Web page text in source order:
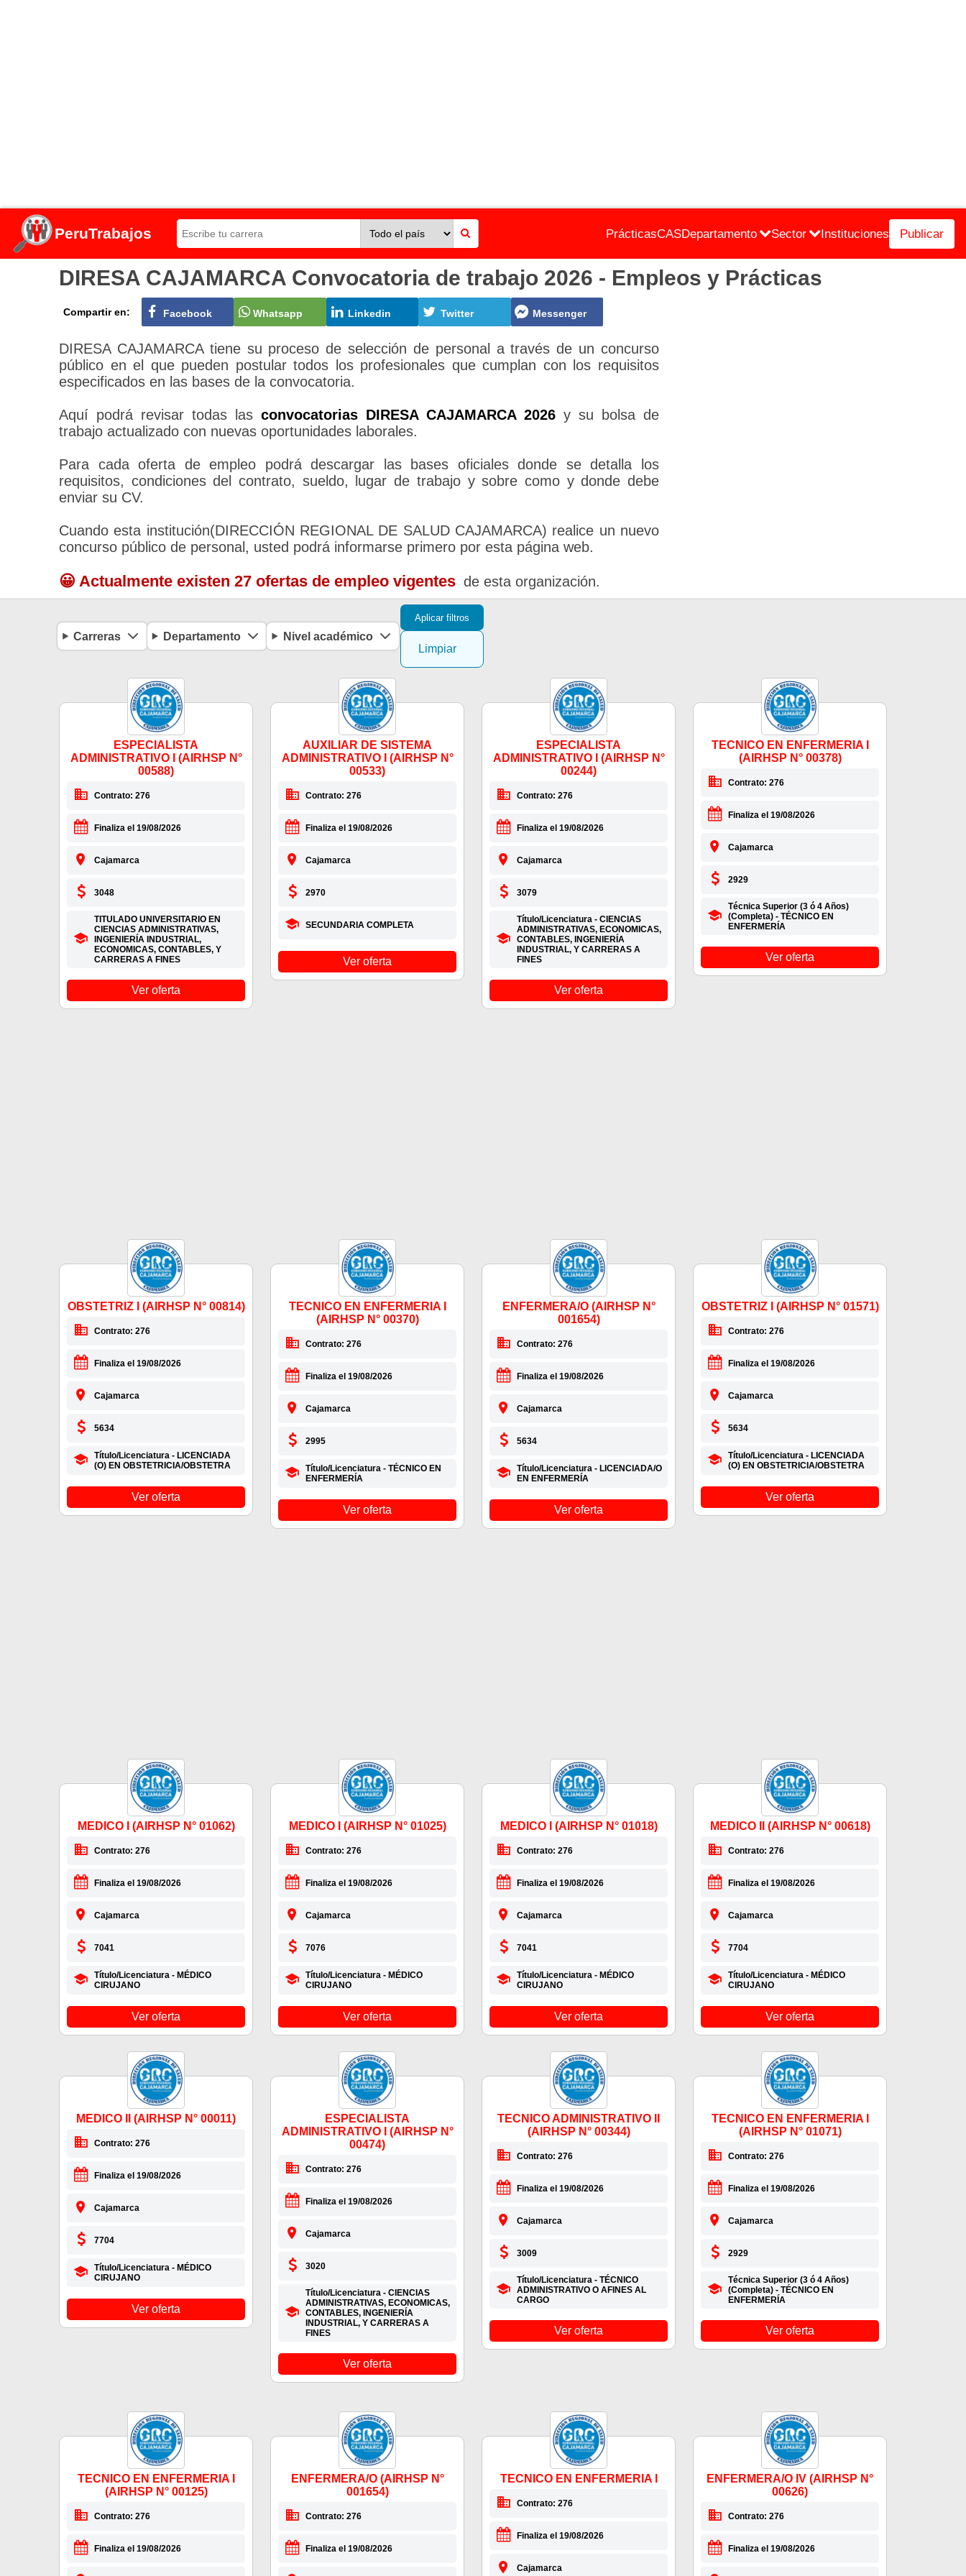
PeruTrabajos PrácticasCASDepartamento Sector Instituciones Publicar
DIRESA CAJAMARCA Convocatoria de trabajo 2026 - Empleos y Prácticas
Compartir en: Facebook Whatsapp Linkedin Twitter Messenger
DIRESA CAJAMARCA tiene su proceso de selección de personal a través de un concurso
público en el que pueden postular todos los profesionales que cumplan con los requisitos
especificados en las bases de la convocatoria.
Aquí podrá revisar todas las convocatorias DIRESA CAJAMARCA 2026 y su bolsa de
trabajo actualizado con nuevas oportunidades laborales.
Para cada oferta de empleo podrá descargar las bases oficiales donde se detalla los
requisitos, condiciones del contrato, sueldo, lugar de trabajo y sobre como y donde debe
enviar su CV.
Cuando esta institución(DIRECCIÓN REGIONAL DE SALUD CAJAMARCA) realice un nuevo
concurso público de personal, usted podrá informarse primero por esta página web.
😀 Actualmente existen 27 ofertas de empleo vigentes de esta organización.
Carreras Departamento Nivel académico
Aplicar filtros
Limpiar
ESPECIALISTA
ADMINISTRATIVO I (AIRHSP N°
00588)
Contrato: 276
Finaliza el 19/08/2026
Cajamarca
3048
TITULADO UNIVERSITARIO EN
CIENCIAS ADMINISTRATIVAS,
INGENIERÍA INDUSTRIAL,
ECONOMICAS, CONTABLES, Y
CARRERAS A FINES
Ver oferta
AUXILIAR DE SISTEMA
ADMINISTRATIVO I (AIRHSP N°
00533)
Contrato: 276
Finaliza el 19/08/2026
Cajamarca
2970
SECUNDARIA COMPLETA
Ver oferta
ESPECIALISTA
ADMINISTRATIVO I (AIRHSP N°
00244)
Contrato: 276
Finaliza el 19/08/2026
Cajamarca
3079
Título/Licenciatura - CIENCIAS
ADMINISTRATIVAS, ECONOMICAS,
CONTABLES, INGENIERÍA
INDUSTRIAL, Y CARRERAS A
FINES
Ver oferta
TECNICO EN ENFERMERIA I
(AIRHSP N° 00378)
Contrato: 276
Finaliza el 19/08/2026
Cajamarca
2929
Técnica Superior (3 ó 4 Años)
(Completa) - TÉCNICO EN
ENFERMERÍA
Ver oferta
OBSTETRIZ I (AIRHSP N° 00814)
Contrato: 276
Finaliza el 19/08/2026
Cajamarca
5634
Título/Licenciatura - LICENCIADA
(O) EN OBSTETRICIA/OBSTETRA
Ver oferta
TECNICO EN ENFERMERIA I
(AIRHSP N° 00370)
Contrato: 276
Finaliza el 19/08/2026
Cajamarca
2995
Título/Licenciatura - TÉCNICO EN
ENFERMERÍA
Ver oferta
ENFERMERA/O (AIRHSP N°
001654)
Contrato: 276
Finaliza el 19/08/2026
Cajamarca
5634
Título/Licenciatura - LICENCIADA/O
EN ENFERMERÍA
Ver oferta
OBSTETRIZ I (AIRHSP N° 01571)
Contrato: 276
Finaliza el 19/08/2026
Cajamarca
5634
Título/Licenciatura - LICENCIADA
(O) EN OBSTETRICIA/OBSTETRA
Ver oferta
MEDICO I (AIRHSP N° 01062)
Contrato: 276
Finaliza el 19/08/2026
Cajamarca
7041
Título/Licenciatura - MÉDICO
CIRUJANO
Ver oferta
MEDICO I (AIRHSP N° 01025)
Contrato: 276
Finaliza el 19/08/2026
Cajamarca
7076
Título/Licenciatura - MÉDICO
CIRUJANO
Ver oferta
MEDICO I (AIRHSP N° 01018)
Contrato: 276
Finaliza el 19/08/2026
Cajamarca
7041
Título/Licenciatura - MÉDICO
CIRUJANO
Ver oferta
MEDICO II (AIRHSP N° 00618)
Contrato: 276
Finaliza el 19/08/2026
Cajamarca
7704
Título/Licenciatura - MÉDICO
CIRUJANO
Ver oferta
MEDICO II (AIRHSP N° 00011)
Contrato: 276
Finaliza el 19/08/2026
Cajamarca
7704
Título/Licenciatura - MÉDICO
CIRUJANO
Ver oferta
ESPECIALISTA
ADMINISTRATIVO I (AIRHSP N°
00474)
Contrato: 276
Finaliza el 19/08/2026
Cajamarca
3020
Título/Licenciatura - CIENCIAS
ADMINISTRATIVAS, ECONOMICAS,
CONTABLES, INGENIERÍA
INDUSTRIAL, Y CARRERAS A
FINES
Ver oferta
TECNICO ADMINISTRATIVO II
(AIRHSP N° 00344)
Contrato: 276
Finaliza el 19/08/2026
Cajamarca
3009
Título/Licenciatura - TÉCNICO
ADMINISTRATIVO O AFINES AL
CARGO
Ver oferta
TECNICO EN ENFERMERIA I
(AIRHSP N° 01071)
Contrato: 276
Finaliza el 19/08/2026
Cajamarca
2929
Técnica Superior (3 ó 4 Años)
(Completa) - TÉCNICO EN
ENFERMERÍA
Ver oferta
TECNICO EN ENFERMERIA I
(AIRHSP N° 00125)
Contrato: 276
Finaliza el 19/08/2026
ENFERMERA/O (AIRHSP N°
001654)
Contrato: 276
Finaliza el 19/08/2026
TECNICO EN ENFERMERIA I
Contrato: 276
Finaliza el 19/08/2026
Cajamarca
ENFERMERA/O IV (AIRHSP N°
00626)
Contrato: 276
Finaliza el 19/08/2026